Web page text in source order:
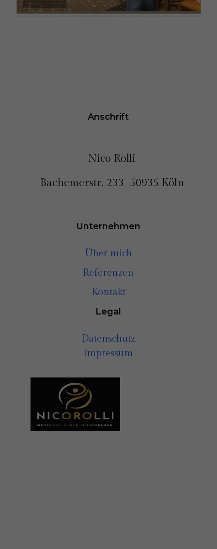
Anschrift
Nico Rolli
Bachemerstr. 233 50935 Köln
Unternehmen
Über mich
Referenzen
Kontakt
Legal
Datenschutz
Impressum